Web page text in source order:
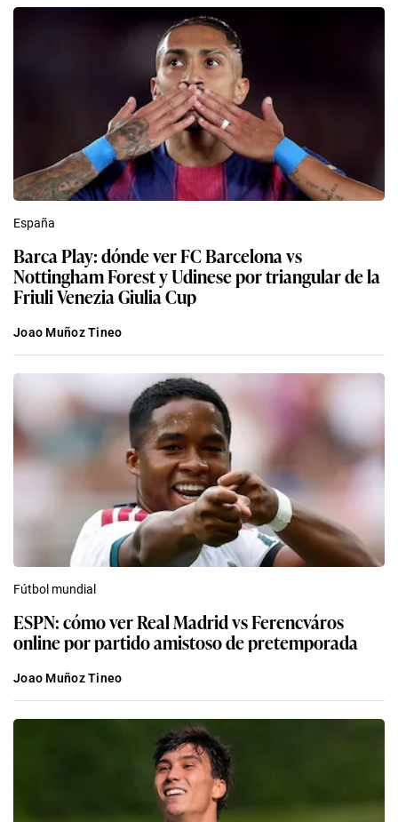
España
Barca Play: dónde ver FC Barcelona vs
Nottingham Forest y Udinese por triangular de la
Friuli Venezia Giulia Cup
Joao Muñoz Tineo
Fútbol mundial
ESPN: cómo ver Real Madrid vs Ferencváros
online por partido amistoso de pretemporada
Joao Muñoz Tineo